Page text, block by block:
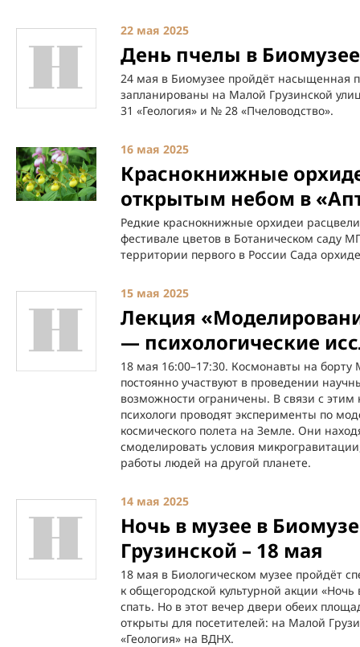
22 мая 2025
День пчелы в
24 мая в Биомузее пройдёт
запланированы на Малой Грузинской
31 «Геология» и № 28 «Пчеловодство».
16 мая 2025
Краснокнижные
открытым небом в
Редкие краснокнижные орхидеи
фестивале цветов в Ботаническом саду
территории первого в России Сада
15 мая 2025
Лекция
— психологические
18 мая 16:00–17:30. Космонавты на
постоянно участвуют в проведении
возможности ограничены. В связи с
психологи проводят эксперименты по
космического полета на Земле. Они
смоделировать условия
работы людей на другой планете.
14 мая 2025
Ночь в музее в
Грузинской – 18 мая
18 мая в Биологическом музее пройдёт
к общегородской культурной акции
спать. Но в этот вечер двери обеих
открыты для посетителей: на Малой
«Геология» на ВДНХ.